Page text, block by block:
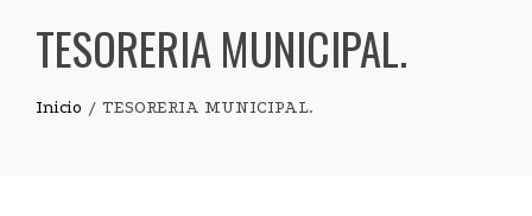
TESORERIA MUNICIPAL.
Inicio TESORERIA MUNICIPAL.